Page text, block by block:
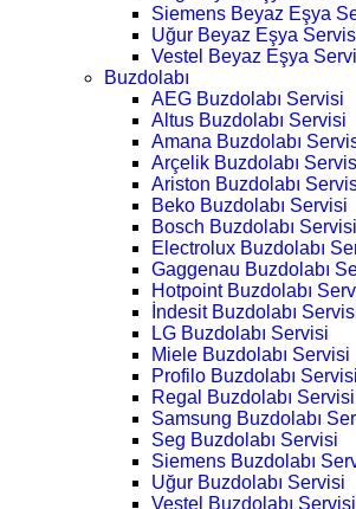
Siemens Beyaz Eşya
Uğur Beyaz Eşya
Vestel Beyaz Eşya
Buzdolabı
AEG Buzdolabı Servisi
Altus Buzdolabı Servisi
Amana Buzdolabı
Arçelik Buzdolabı
Ariston Buzdolabı
Beko Buzdolabı Servisi
Bosch Buzdolabı Servisi
Electrolux Buzdolabı
Gaggenau Buzdolabı
Hotpoint Buzdolabı
İndesit Buzdolabı
LG Buzdolabı Servisi
Miele Buzdolabı Servisi
Profilo Buzdolabı Servisi
Regal Buzdolabı Servisi
Samsung Buzdolabı
Seg Buzdolabı Servisi
Siemens Buzdolabı
Uğur Buzdolabı Servisi
Vestel Buzdolabı Servisi